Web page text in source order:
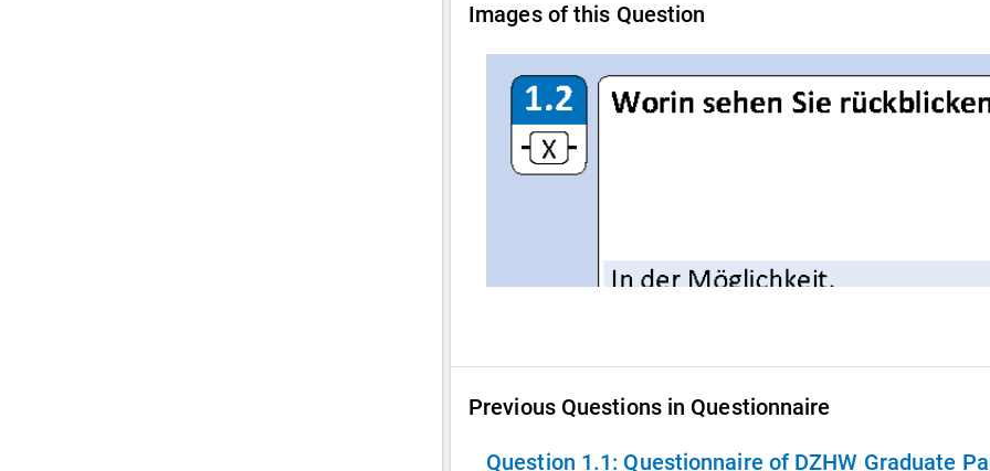
Images of this Question
Previous Questions in Questionnaire
Question 1.1: Questionnaire of DZHW Graduate